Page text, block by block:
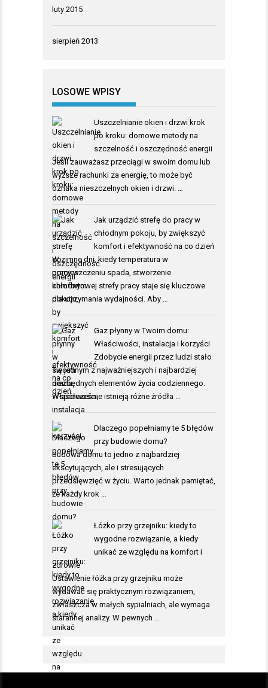
luty 2015
sierpień 2013
LOSOWE WPISY
Uszczelnianie okien i drzwi krok
po kroku: domowe metody na
szczelność i oszczędność energii
Jeśli zauważasz przeciągi w swoim domu lub
wyższe rachunki za energię, to może być
oznaka nieszczelnych okien i drzwi. …
Jak urządzić strefę do pracy w
chłodnym pokoju, by zwiększyć
komfort i efektywność na co dzień
W zimne dni, kiedy temperatura w
pomieszczeniu spada, stworzenie
komfortowej strefy pracy staje się kluczowe
dla utrzymania wydajności. Aby …
Gaz płynny w Twoim domu:
Właściwości, instalacja i korzyści
Zdobycie energii przez ludzi stało
się jednym z najważniejszych i najbardziej
niezbędnych elementów życia codziennego.
Współcześnie istnieją różne źródła …
Dlaczego popełniamy te 5 błędów
przy budowie domu?
Budowa domu to jedno z najbardziej
ekscytujących, ale i stresujących
przedsięwzięć w życiu. Warto jednak pamiętać,
że każdy krok …
Łóżko przy grzejniku: kiedy to
wygodne rozwiązanie, a kiedy
unikać ze względu na komfort i
zdrowie
Ustawienie łóżka przy grzejniku może
wydawać się praktycznym rozwiązaniem,
zwłaszcza w małych sypialniach, ale wymaga
starannej analizy. W pewnych …